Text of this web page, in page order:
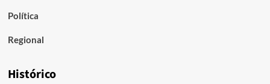
Política
Regional
Histórico